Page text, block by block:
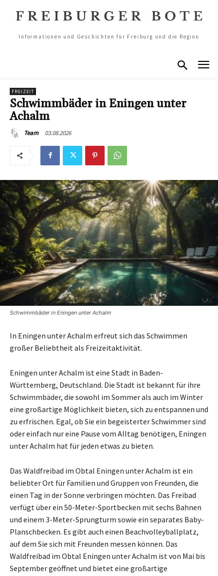
Informationen und Geschichten für Freiburg und die Region
FREIZEIT
Schwimmbäder in Eningen unter
Achalm
Team 03.08.2026
Schwimmbäder in Eningen unter Achalm
In Eningen unter Achalm erfreut sich das Schwimmen
großer Beliebtheit als Freizeitaktivität.
Eningen unter Achalm ist eine Stadt in Baden-
Württemberg, Deutschland. Die Stadt ist bekannt für ihre
Schwimmbäder, die sowohl im Sommer als auch im Winter
eine großartige Möglichkeit bieten, sich zu entspannen und
zu erfrischen. Egal, ob Sie ein begeisterter Schwimmer sind
oder einfach nur eine Pause vom Alltag benötigen, Eningen
unter Achalm hat für jeden etwas zu bieten.
Das Waldfreibad im Obtal Eningen unter Achalm ist ein
beliebter Ort für Familien und Gruppen von Freunden, die
einen Tag in der Sonne verbringen möchten. Das Freibad
verfügt über ein 50-Meter-Sportbecken mit sechs Bahnen
und einem 3-Meter-Sprungturm sowie ein separates Baby-
Planschbecken. Es gibt auch einen Beachvolleyballplatz,
auf dem Sie sich mit Freunden messen können. Das
Waldfreibad im Obtal Eningen unter Achalm ist von Mai bis
September geöffnet und bietet eine großartige